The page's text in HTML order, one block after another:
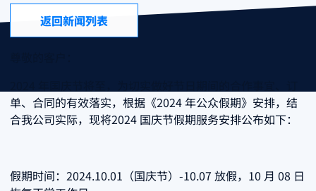
返回新闻列表
单、合同的有效落实，根据《2024 年公众假期》安排，结
合我公司实际，现将2024 国庆节假期服务安排公布如下：
假期时间：2024.10.01（国庆节）-10.07 放假，10 月 08 日